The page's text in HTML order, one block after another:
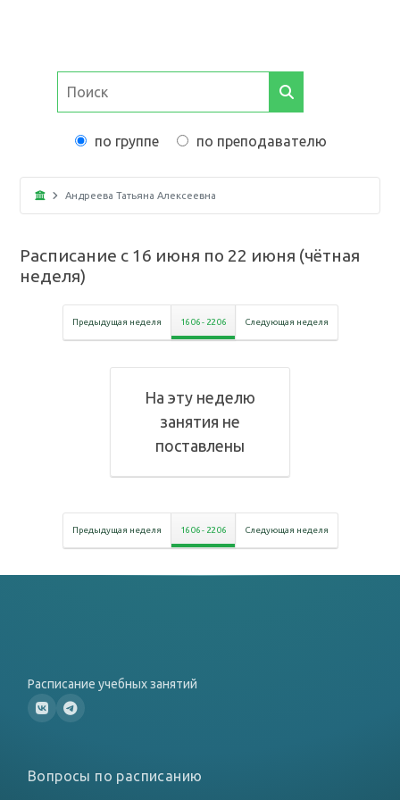
по группе по преподавателю
Андреева Татьяна Алексеевна
Расписание с 16 июня по 22 июня (чётная
неделя)
Предыдущая неделя 16 06- 22 06 Следующая неделя
На эту неделю
занятия не
поставлены
Предыдущая неделя 16 06- 22 06 Следующая неделя
Расписание учебных занятий
Вопросы по расписанию